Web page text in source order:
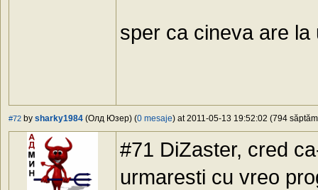
sper ca cineva are la
#72 by sharky1984 (Олд Юзер) (0 mesaje) at 2011-05-13 19:52:02 (794
#71 DiZaster, cred
urmaresti cu vreo